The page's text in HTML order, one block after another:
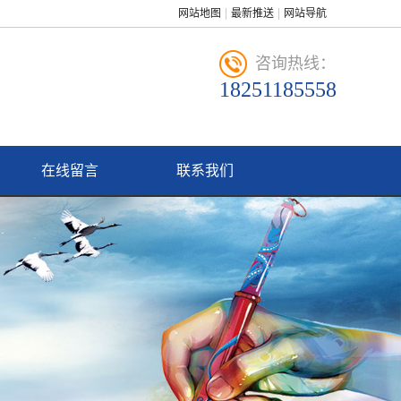
网站地图 最新推送 网站导航
咨询热线：
18251185558
在线留言 联系我们